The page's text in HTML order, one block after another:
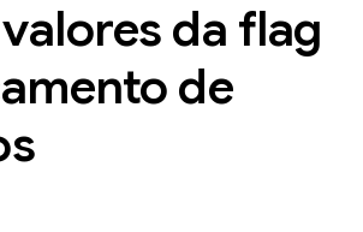
da flag
de